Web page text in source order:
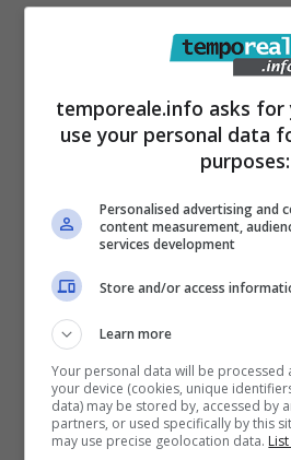
destinatarie di misura
piazze di spaccioitaliane
(NA) e Tor Bella Monaca
degli appartamenti; aveva
dell’ATERe costruito
agricola non edificabile. I
diffusi in mattinata.
temporeale.info asks
use your personal data
purposes:
Personalised advertising and
content measurement,
services development
Store and/or access
Learn more
Your personal data will be
your device (cookies, unique
data) may be stored by, accessed by
partners, or used specifically by this
may use precise geolocation data.